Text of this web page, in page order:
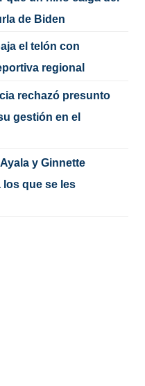
de Biden
el telón con
regional
rechazó presunto
gestión en el
y Ginnette
los que se les